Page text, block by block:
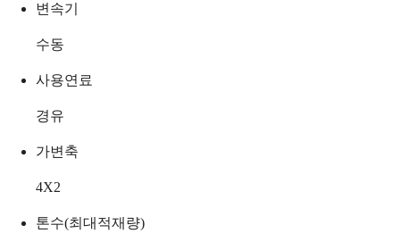
변속기
수동
사용연료
경유
가변축
4X2
톤수(최대적재량)